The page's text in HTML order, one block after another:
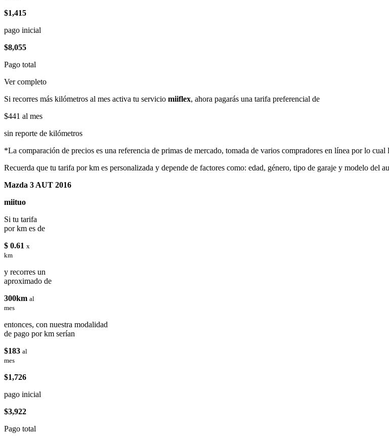
$1,415
pago inicial
$8,055
Pago total
Ver completo
Si recorres más kilómetros al mes activa tu servicio miiflex, ahora pagarás una tarifa preferencial de
$441 al mes
sin reporte de kilómetros
*La comparación de precios es una referencia de primas de mercado, tomada de varios compradores en línea por lo cual
Recuerda que tu tarifa por km es personalizada y depende de factores como: edad, género, tipo de garaje y modelo del
Mazda 3 AUT 2016
miituo
Si tu tarifa
por km es de
$ 0.61 x
km
y recorres un
aproximado de
300km al
mes
entonces, con nuestra modalidad
de pago por km serían
$183 al
mes
$1,726
pago inicial
$3,922
Pago total